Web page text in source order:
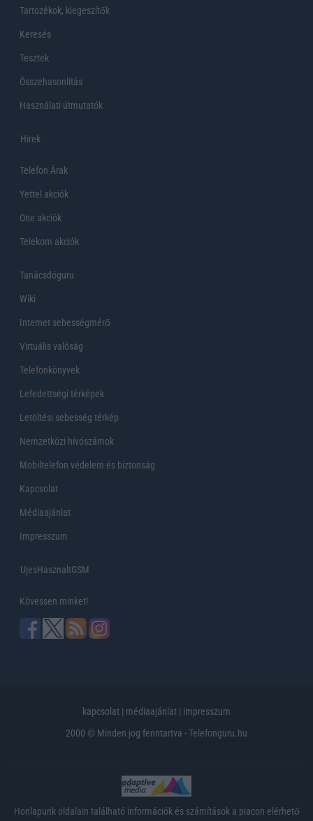
Tartozékok, kiegeszítők
Keresés
Tesztek
Összehasonlítás
Használati útmutatók
Hirek
Telefon Árak
Yettel akciók
One akciók
Telekom akciók
Tanácsdóguru
Wiki
Internet sebességmérő
Virtuális valóság
Telefonkönyvek
Lefedettségi térképek
Letöltési sebesség térkép
Nemzetközi hívószámok
Mobiltelefon védelem és biztonság
Kapcsolat
Médiaajánlat
Impresszum
UjesHasznaltGSM
Kövessen minket!
kapcsolat | médiaajánlat | impresszum
2000 © Minden jog fenntartva - Telefonguru.hu
Honlapunk oldalain található információk és számítások a piacon elérhető